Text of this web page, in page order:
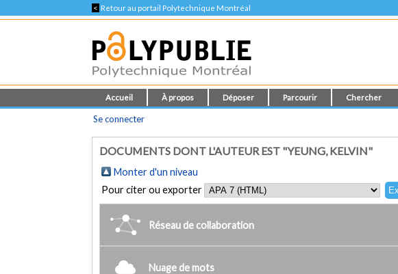
< Retour au portail Polytechnique Montréal
Accueil À propos Déposer Parcourir Chercher
Se connecter
DOCUMENTS DONT L'AUTEUR EST "YEUNG, KELVIN"
Monter d'un niveau
Pour citer ou exporter
Réseau de collaboration
Nuage de mots